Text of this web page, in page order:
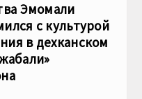
Эмомали
с культурой
в дехканском